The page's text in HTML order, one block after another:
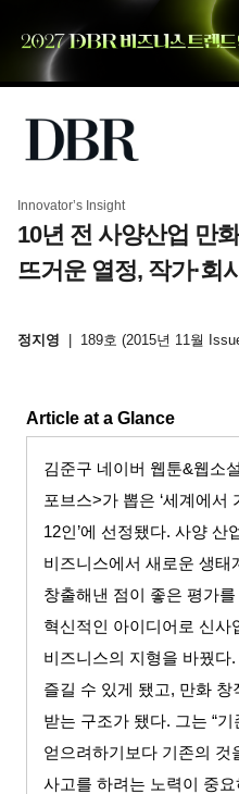
Innovator’s Insight
10년 전 사양산업 만
뜨거운 열정, 작가·회
정지영 189호 (2015년 11월
Article at a Glance
김준구 네이버 웹툰&웹소설
포브스>가 뽑은 ‘세계에서
12인 ’에 선정됐다.사양 산
비즈니스에서 새로운 생태
창출해낸 점이 좋은 평가
혁신적인 아이디어로 신사
비즈니스의 지형을 바꿨다.
즐길 수 있게 됐고, 만화 창
받는 구조가 됐다. 그는 “기
얻으려하기보다 기존의 것
사고를 하려는 노력이 중